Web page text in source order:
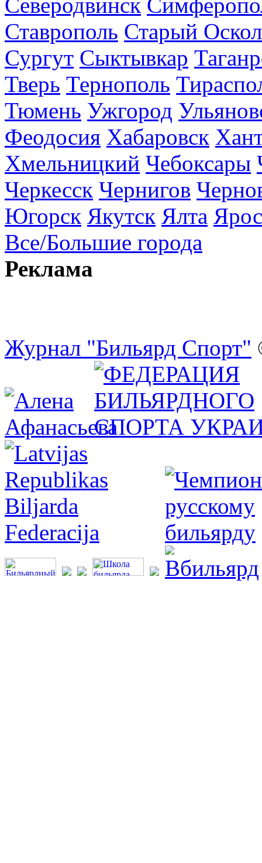
Ставрополь Старый Оскол
Сургут Сыктывкар
Тверь Тернополь
Тюмень Ужгород
Феодосия Хабаровск
Хмельницкий Чебоксары
Черкесск Чернигов
Югорск Якутск Ялта
Все/Большие города
Реклама
Журнал "Бильярд Спорт"